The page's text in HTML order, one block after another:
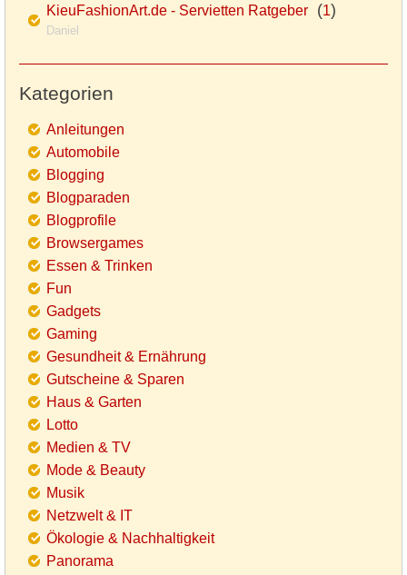
KieuFashionArt.de - Servietten Ratgeber (1)
Daniel
Kategorien
Anleitungen
Automobile
Blogging
Blogparaden
Blogprofile
Browsergames
Essen & Trinken
Fun
Gadgets
Gaming
Gesundheit & Ernährung
Gutscheine & Sparen
Haus & Garten
Lotto
Medien & TV
Mode & Beauty
Musik
Netzwelt & IT
Ökologie & Nachhaltigkeit
Panorama